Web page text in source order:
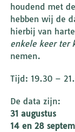
houdend met
hebben wij de
hierbij van
enkele keer ter
nemen.
Tijd: 19.30 –
De data zijn:
31 augustus
14 en 28